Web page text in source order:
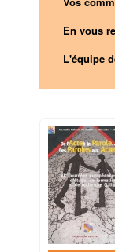
En vous
L'équipe